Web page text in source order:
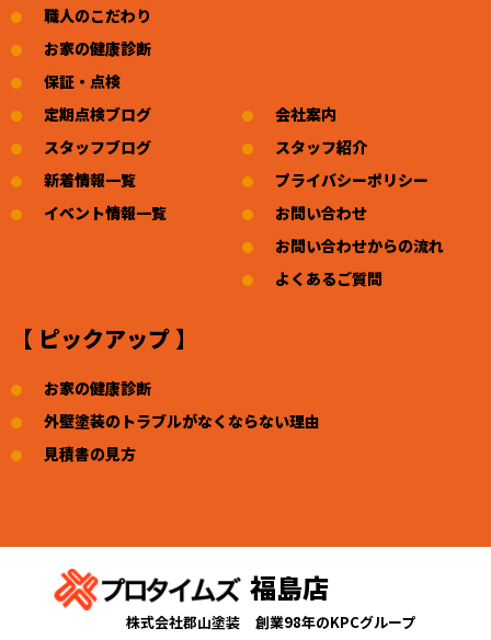
職人のこだわり
お家の健康診断
保証・点検
定期点検ブログ
スタッフブログ
新着情報一覧
イベント情報一覧
会社案内
スタッフ紹介
プライバシーポリシー
お問い合わせ
お問い合わせからの流れ
よくあるご質問
【 ピックアップ 】
お家の健康診断
外壁塗装のトラブルがなくならない理由
見積書の見方
福島店
株式会社郡山塗装 創業98年のKPCグループ